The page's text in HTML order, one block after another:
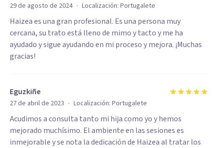
29 de agosto de 2024 · Localización: Portugalete
Haizea es una gran profesional. Es una persona muy
cercana, su trato está lleno de mimo y tacto y me ha
ayudado y sigue ayudando en mi proceso y mejora. ¡Muchas
gracias!
Eguzkiñe
27 de abril de 2023 · Localización: Portugalete
Acudimos a consulta tanto mi hija como yo y hemos
mejorado muchísimo. El ambiente en las sesiones es
inmejorable y se nota la dedicación de Haizea al tratar los